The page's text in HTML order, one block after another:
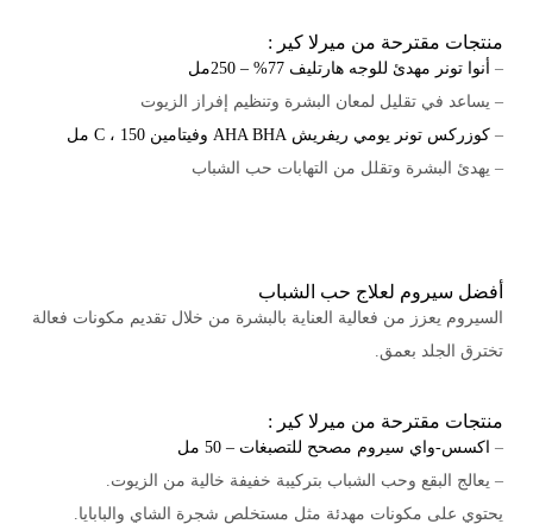
منتجات مقترحة من ميرلا كير :
– أنوا تونر مهدئ للوجه هارتليف 77% – 250مل
– يساعد في تقليل لمعان البشرة وتنظيم إفراز الزيوت
– كوزركس تونر يومي ريفريش AHA BHA وفيتامين C ، 150 مل
– يهدئ البشرة وتقلل من التهابات حب الشباب
أفضل سيروم لعلاج حب الشباب
السيروم يعزز من فعالية العناية بالبشرة من خلال تقديم مكونات فعالة
تخترق الجلد بعمق.
منتجات مقترحة من ميرلا كير :
– اكسس-واي سيروم مصحح للتصبغات – 50 مل
– يعالج البقع وحب الشباب بتركيبة خفيفة خالية من الزيوت.
يحتوي على مكونات مهدئة مثل مستخلص شجرة الشاي والبابايا.